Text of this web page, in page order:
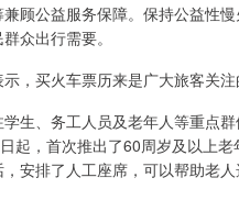
兼顾公益服务保障。保持公益性
众出行需要。
，买火车票历来是广大旅客关
生、务工人员及老年人等重点
起，首次推出了60周岁及以上
安排了人工座席，可以帮助老